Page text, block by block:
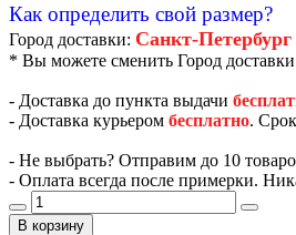
Как определить свой размер?
Город доставки: Санкт-Петербург
* Вы можете сменить Город
- Доставка до пункта выдачи
- Доставка курьером бесплатно.
- Не выбрать? Отправим до 10
- Оплата всегда после примерки.
В корзину